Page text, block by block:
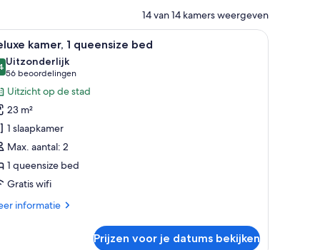
14 van 14 kamers weergeven
spiegel en uitzicht op de stad.Een hotelkamer met een groot bed, een
7 kamer, 1 queensize bed
van 10
Uitzonderlijk
56 beoordelingen
(56
beoordelingen)
Uitzicht op de stad
23 m²
1 slaapkamer
Max. aantal: 2
1 queensize bed
Gratis wifi
informatie
Prijzen voor je datums bekijken